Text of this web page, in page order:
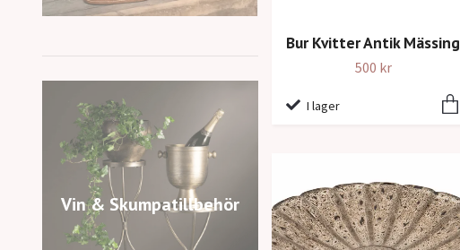
Vin & Skumpatillbehör
Bur Kvitter Antik Mässing
500 kr
I lager